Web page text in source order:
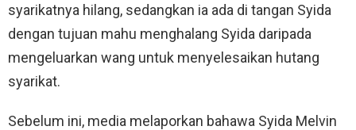
syarikatnya hilang, sedangkan ia ada di tangan Syida
dengan tujuan mahu menghalang Syida daripada
mengeluarkan wang untuk menyelesaikan hutang
syarikat.
Sebelum ini, media melaporkan bahawa Syida Melvin